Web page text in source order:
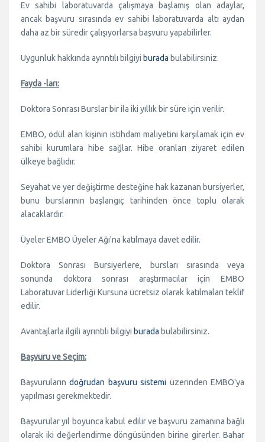
Ev sahibi laboratuvarda çalışmaya başlamış olan adaylar,
ancak başvuru sırasında ev sahibi laboratuvarda altı aydan
daha az bir süredir çalışıyorlarsa başvuru yapabilirler.
Uygunluk hakkında ayrıntılı bilgiyi burada bulabilirsiniz.
Fayda -ları:
Doktora Sonrası Burslar bir ila iki yıllık bir süre için verilir.
EMBO, ödül alan kişinin istihdam maliyetini karşılamak için ev
sahibi kurumlara hibe sağlar. Hibe oranları ziyaret edilen
ülkeye bağlıdır.
Seyahat ve yer değiştirme desteğine hak kazanan bursiyerler,
bunu burslarının başlangıç tarihinden önce toplu olarak
alacaklardır.
Üyeler EMBO Üyeler Ağı'na katılmaya davet edilir.
Doktora Sonrası Bursiyerlere, bursları sırasında veya
sonunda doktora sonrası araştırmacılar için EMBO
Laboratuvar Liderliği Kursuna ücretsiz olarak katılmaları teklif
edilir.
Avantajlarla ilgili ayrıntılı bilgiyi burada bulabilirsiniz.
Başvuru ve Seçim:
Başvurularındoğrudan başvuru sistemi üzerinden EMBO'ya
yapılması gerekmektedir.
Başvurular yıl boyunca kabul edilir ve başvuru zamanına bağlı
olarak iki değerlendirme döngüsünden birine girerler. Bahar